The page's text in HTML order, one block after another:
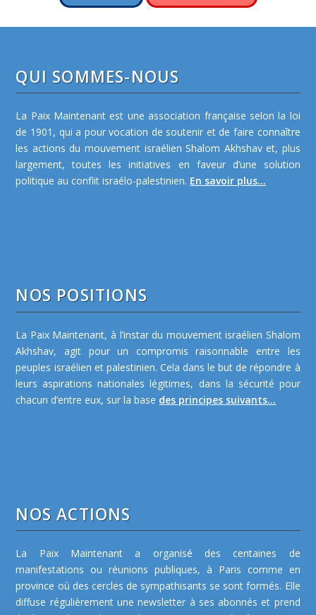
QUI SOMMES-NOUS
La Paix Maintenant est une association française selon la loi
de 1901, qui a pour vocation de soutenir et de faire connaître
les actions du mouvement israélien Shalom Akhshav et, plus
largement, toutes les initiatives en faveur d’une solution
politique au conflit israélo-palestinien. En savoir plus...
NOS POSITIONS
La Paix Maintenant, à l’instar du mouvement israélien Shalom
Akhshav, agit pour un compromis raisonnable entre les
peuples israélien et palestinien. Cela dans le but de répondre à
leurs aspirations nationales légitimes, dans la sécurité pour
chacun d’entre eux, sur la base des principes suivants...
NOS ACTIONS
La Paix Maintenant a organisé des centaines de
manifestations ou réunions publiques, à Paris comme en
province où des cercles de sympathisants se sont formés. Elle
diffuse régulièrement une newsletter à ses abonnés et prend